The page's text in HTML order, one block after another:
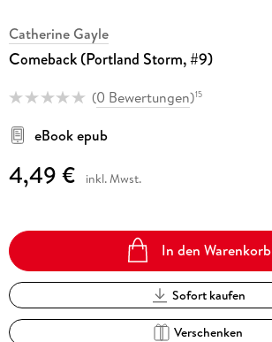
Catherine Gayle
Comeback (Portland Storm, #9)
(0 Bewertungen)15
eBook epub
4,49 € inkl. Mwst.
In den Warenkorb
Sofort kaufen
Verschenken